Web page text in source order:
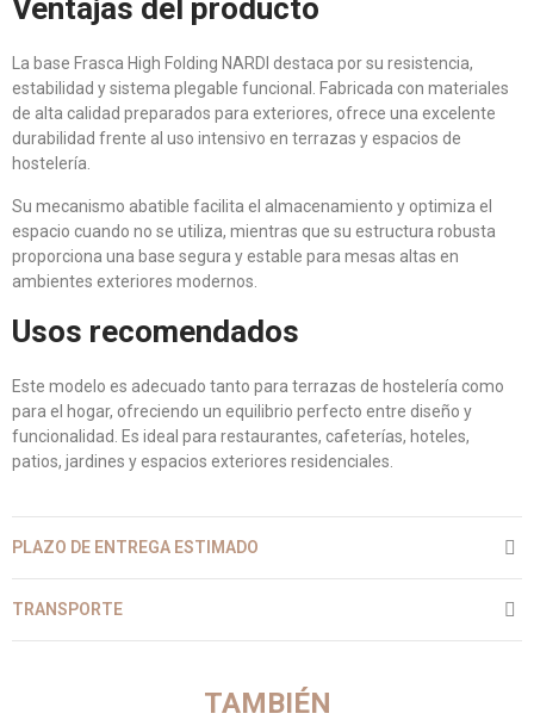
Ventajas del producto
La base Frasca High Folding NARDI destaca por su resistencia,
estabilidad y sistema plegable funcional. Fabricada con materiales
de alta calidad preparados para exteriores, ofrece una excelente
durabilidad frente al uso intensivo en terrazas y espacios de
hostelería.
Su mecanismo abatible facilita el almacenamiento y optimiza el
espacio cuando no se utiliza, mientras que su estructura robusta
proporciona una base segura y estable para mesas altas en
ambientes exteriores modernos.
Usos recomendados
Este modelo es adecuado tanto para terrazas de hostelería como
para el hogar, ofreciendo un equilibrio perfecto entre diseño y
funcionalidad. Es ideal para restaurantes, cafeterías, hoteles,
patios, jardines y espacios exteriores residenciales.
PLAZO DE ENTREGA ESTIMADO
TRANSPORTE
TAMBIÉN